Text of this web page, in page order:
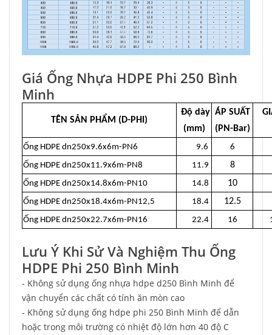
Giá Ống Nhựa HDPE Phi 250 Bình
Minh
TÊN SẢN PHẨM (D-PHI)
Độ dày
(mm)
ÁP SUẤT
(PN-Bar)
Ống HDPE dn250x9.6x6m-PN6 9.6 6
Ống HDPE dn250x11.9x6m-PN8
11.9 8
Ống HDPE dn250x14.8x6m-PN10
14.8 10
Ống HDPE dn250x18.4x6m-PN12,5
18.4 12.5
Ống HDPE dn250x22.7x6m-PN16
22.4 16
Lưu Ý Khi Sử Và Nghiệm Thu Ống
HDPE Phi 250 Bình Minh
- Không sử dụng ống nhựa hdpe d250 Bình Minh để
vận chuyển các chất có tính ăn mòn cao
- Không sử dụng ống hdpe phi 250 Bình Minh để dẫn
hoặc trong môi trường có nhiệt độ lớn hơn 40 độ C